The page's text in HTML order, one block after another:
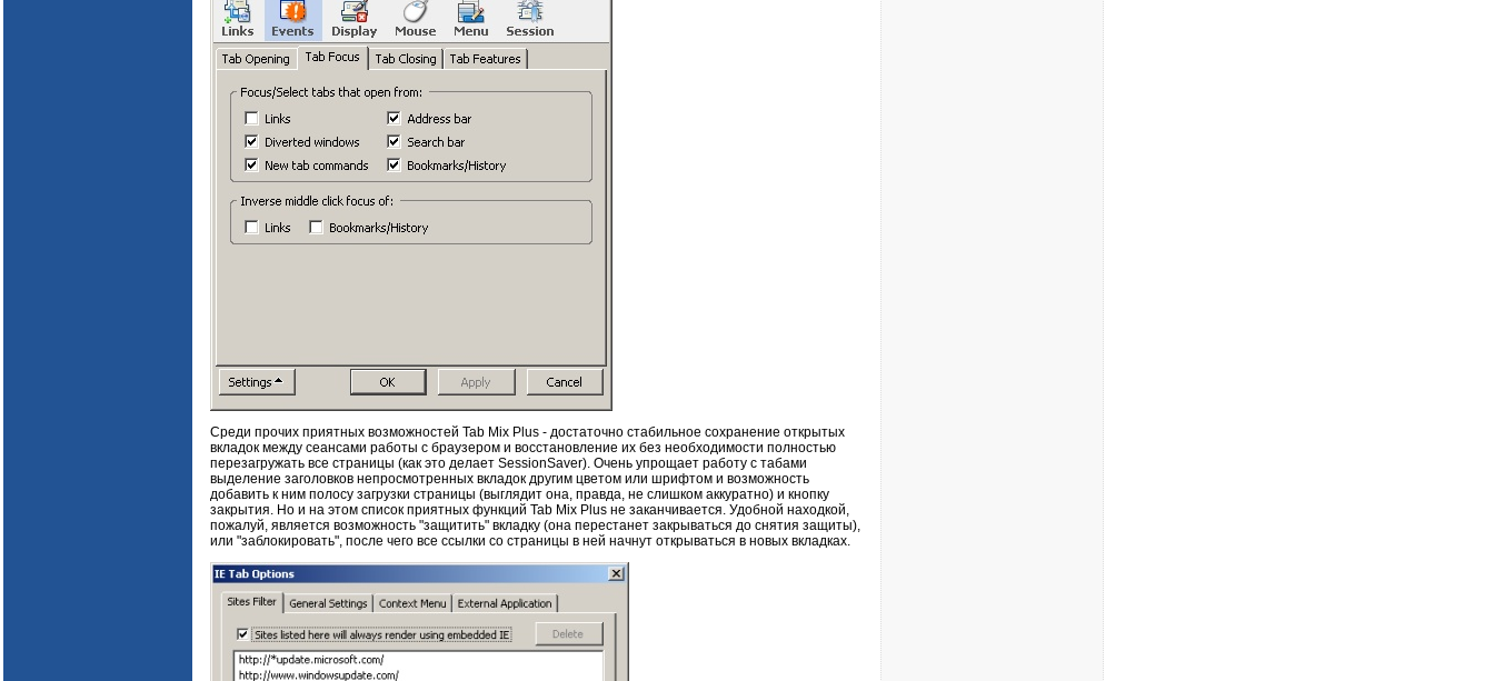
Среди прочих приятных возможностей Tab Mix Plus - достаточно стабильное сохранение открытых
вкладок между сеансами работы с браузером и восстановление их без необходимости полностью
перезагружать все страницы (как это делает SessionSaver). Очень упрощает работу с табами
выделение заголовков непросмотренных вкладок другим цветом или шрифтом и возможность
добавить к ним полосу загрузки страницы (выглядит она, правда, не слишком аккуратно) и кнопку
закрытия. Но и на этом список приятных функций Tab Mix Plus не заканчивается. Удобной находкой,
пожалуй, является возможность "защитить" вкладку (она перестанет закрываться до снятия защиты),
или "заблокировать", после чего все ссылки со страницы в ней начнут открываться в новых вкладках.